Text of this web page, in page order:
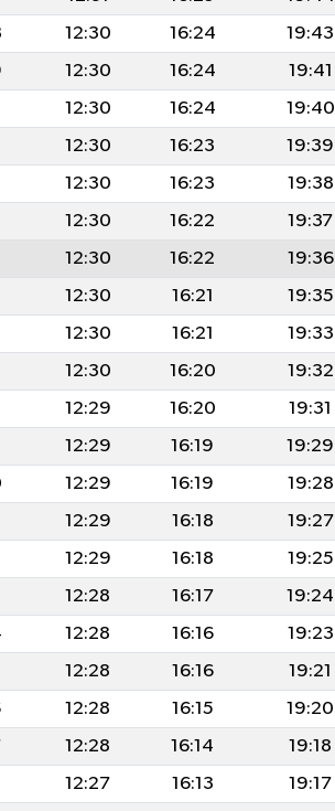
12:30 16:24 19:43
12:30 16:24 19:41
12:30 16:24 19:40
12:30 16:23 19:39
12:30 16:23 19:38
12:30 16:22 19:37
12:30 16:22 19:36
12:30 16:21 19:35
12:30 16:21 19:33
12:30 16:20 19:32
12:29 16:20 19:31
12:29 16:19 19:29
12:29 16:19 19:28
12:29 16:18 19:27
12:29 16:18 19:25
12:28 16:17 19:24
12:28 16:16 19:23
12:28 16:16 19:21
12:28 16:15 19:20
12:28 16:14 19:18
12:27 16:13 19:17